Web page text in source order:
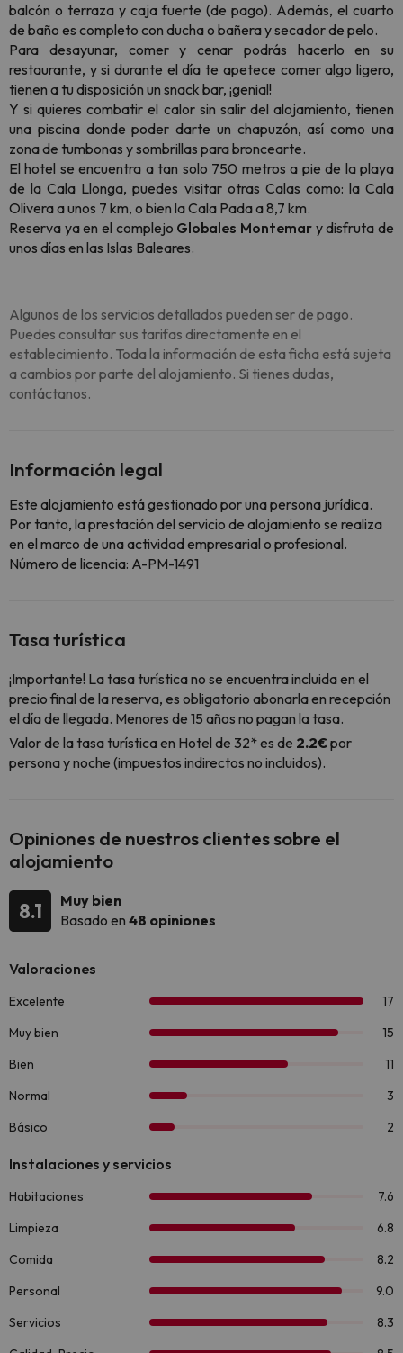
balcón o terraza y caja fuerte (de pago). Además, el cuarto
de baño es completo con ducha o bañera y secador de pelo.
Para desayunar, comer y cenar podrás hacerlo en su
restaurante, y si durante el día te apetece comer algo ligero,
tienen a tu disposición un snack bar, ¡genial!
Y si quieres combatir el calor sin salir del alojamiento, tienen
una piscina donde poder darte un chapuzón, así como una
zona de tumbonas y sombrillas para broncearte.
El hotel se encuentra a tan solo 750 metros a pie de la playa
de la Cala Llonga, puedes visitar otras Calas como: la Cala
Olivera a unos 7 km, o bien la Cala Pada a 8,7 km.
Reserva ya en el complejo Globales Montemar y disfruta de
unos días en las Islas Baleares.
Algunos de los servicios detallados pueden ser de pago.
Puedes consultar sus tarifas directamente en el
establecimiento. Toda la información de esta ficha está sujeta
a cambios por parte del alojamiento. Si tienes dudas,
contáctanos.
Información legal
Este alojamiento está gestionado por una persona jurídica.
Por tanto, la prestación del servicio de alojamiento se realiza
en el marco de una actividad empresarial o profesional.
Número de licencia: A-PM-1491
Tasa turística
¡Importante! La tasa turística no se encuentra incluida en el
precio final de la reserva, es obligatorio abonarla en recepción
el día de llegada. Menores de 15 años no pagan la tasa.
Valor de la tasa turística en Hotel de 32* es de 2.2€por
persona y noche (impuestos indirectos no incluidos).
Opiniones de nuestros clientes sobre el
alojamiento
8.1
Muy bien
Basado en 48 opiniones